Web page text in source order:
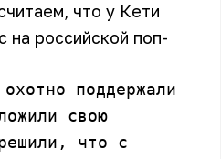
что у Кети
на российской поп-
охотно поддержали
свою
что с